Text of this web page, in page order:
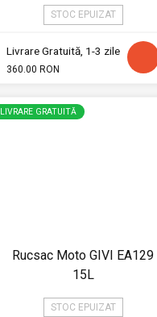
STOC EPUIZAT
Livrare Gratuită, 1-3 zile
360.00 RON
LIVRARE GRATUITĂ
Rucsac Moto GIVI EA129
15L
STOC EPUIZAT